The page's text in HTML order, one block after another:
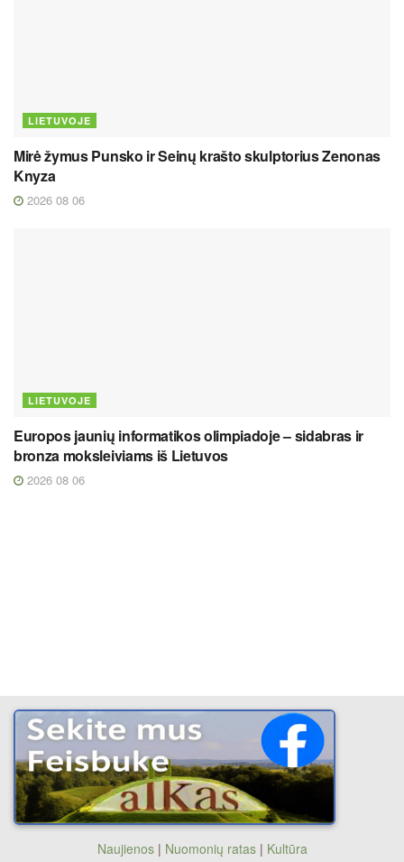
LIETUVOJE
Mirė žymus Punsko ir Seinų krašto skulptorius Zenonas
Knyza
2026 08 06
LIETUVOJE
Europos jaunių informatikos olimpiadoje – sidabras ir
bronza moksleiviams iš Lietuvos
2026 08 06
Naujienos| Nuomonių ratas| Kultūra